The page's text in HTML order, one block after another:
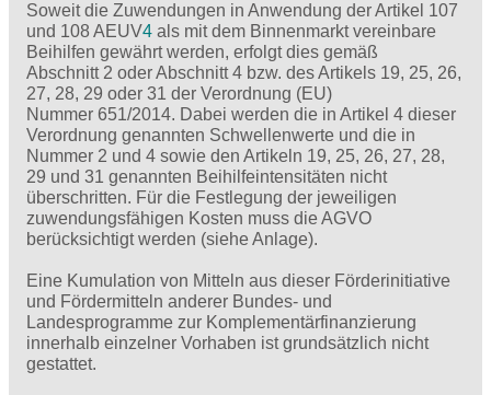
Soweit die Zuwendungen in Anwendung der Artikel 107
und 108 AEUV4 als mit dem Binnenmarkt vereinbare
Beihilfen gewährt werden, erfolgt dies gemäß
Abschnitt 2 oder Abschnitt 4 bzw. des Artikels 19, 25, 26,
27, 28, 29 oder 31 der Verordnung (EU)
Nummer 651/2014. Dabei werden die in Artikel 4 dieser
Verordnung genannten Schwellenwerte und die in
Nummer 2 und 4 sowie den Artikeln 19, 25, 26, 27, 28,
29 und 31 genannten Beihilfeintensitäten nicht
überschritten. Für die Festlegung der jeweiligen
zuwendungsfähigen Kosten muss die AGVO
berücksichtigt werden (siehe Anlage).
Eine Kumulation von Mitteln aus dieser Förderinitiative
und Fördermitteln anderer Bundes- und
Landesprogramme zur Komplementärfinanzierung
innerhalb einzelner Vorhaben ist grundsätzlich nicht
gestattet.